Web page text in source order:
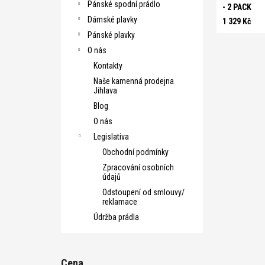
Pánské spodní prádlo
Dámské plavky
Pánské plavky
O nás
Kontakty
Naše kamenná prodejna
Jihlava
Blog
O nás
Legislativa
Obchodní podmínky
Zpracování osobních
údajů
Odstoupení od smlouvy/
reklamace
Údržba prádla
- 2 PACK
1 329 Kč